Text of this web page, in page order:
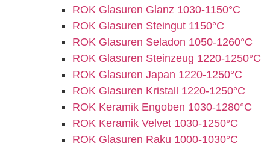
ROK Glasuren Glanz 1030-1150°C
ROK Glasuren Steingut 1150°C
ROK Glasuren Seladon 1050-1260°C
ROK Glasuren Steinzeug 1220-1250°C
ROK Glasuren Japan 1220-1250°C
ROK Glasuren Kristall 1220-1250°C
ROK Keramik Engoben 1030-1280°C
ROK Keramik Velvet 1030-1250°C
ROK Glasuren Raku 1000-1030°C